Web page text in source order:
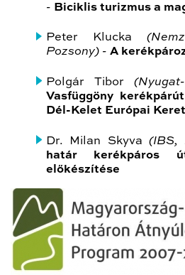
- Biciklis turizmus a
Peter Klucka
Pozsony) - A
Polgár Tibor
Vasfüggöny
Dél-Kelet Európai
Dr. Milan Skyva (IBS,
határ kerékpáros
előkészítése